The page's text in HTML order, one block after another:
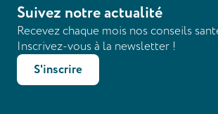
Suivez notre actualité
Recevez chaque mois nos conseils
Inscrivez-vous à la newsletter !
S'inscrire